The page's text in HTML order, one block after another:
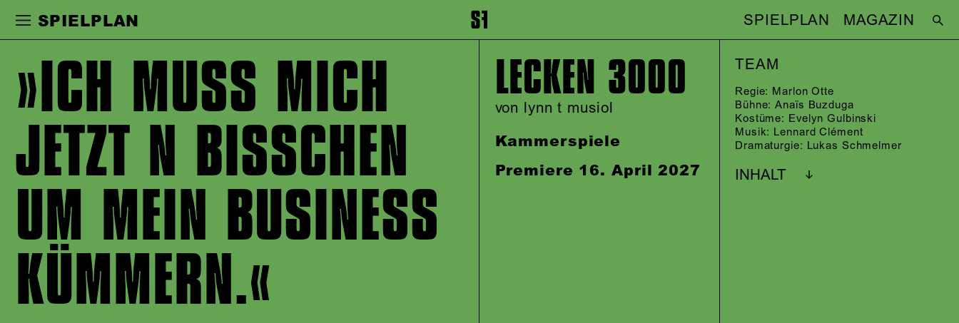
Zur Hauptnavigation springen Zum Footer springen
SPIELPLAN SPIELPLAN MAGAZIN
LECKEN 3000
von lynn t musiol
Kammerspiele
Premiere 16. April 2027
TEAM
Regie: Marlon Otte
Bühne:Anaïs Buzduga
Kostüme: Evelyn Gulbinski
Musik: Lennard Clément
Dramaturgie: Lukas Schmelmer
INHALT
ICH MUSS MICH
JETZT N BISSCHEN
UM MEIN BUSINESS
KÜMMERN.